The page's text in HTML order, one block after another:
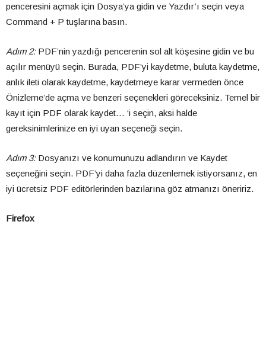
penceresini açmak için Dosya’ya gidin ve Yazdır’ı seçin veya
Command + P tuşlarına basın.
Adım 2:PDF’nin yazdığı pencerenin sol alt köşesine gidin ve bu
açılır menüyü seçin. Burada, PDF’yi kaydetme, buluta kaydetme,
anlık ileti olarak kaydetme, kaydetmeye karar vermeden önce
Önizleme’de açma ve benzeri seçenekleri göreceksiniz. Temel bir
kayıt için PDF olarak kaydet… ‘i seçin, aksi halde
gereksinimlerinize en iyi uyan seçeneği seçin.
Adım 3:Dosyanızı ve konumunuzu adlandırın ve Kaydet
seçeneğini seçin. PDF’yi daha fazla düzenlemek istiyorsanız, en
iyi ücretsiz PDF editörlerinden bazılarına göz atmanızı öneririz.
Firefox